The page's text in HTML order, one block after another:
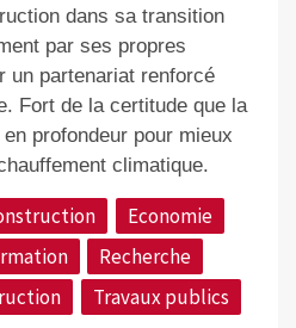
dans sa transition
par ses propres
un partenariat renforcé
Fort de la certitude que la
profondeur pour mieux
climatique.
Economie
Recherche
Travaux publics